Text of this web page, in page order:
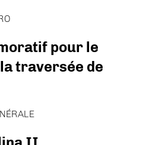
pour le
traversée de